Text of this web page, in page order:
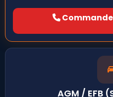
AGM / EFB